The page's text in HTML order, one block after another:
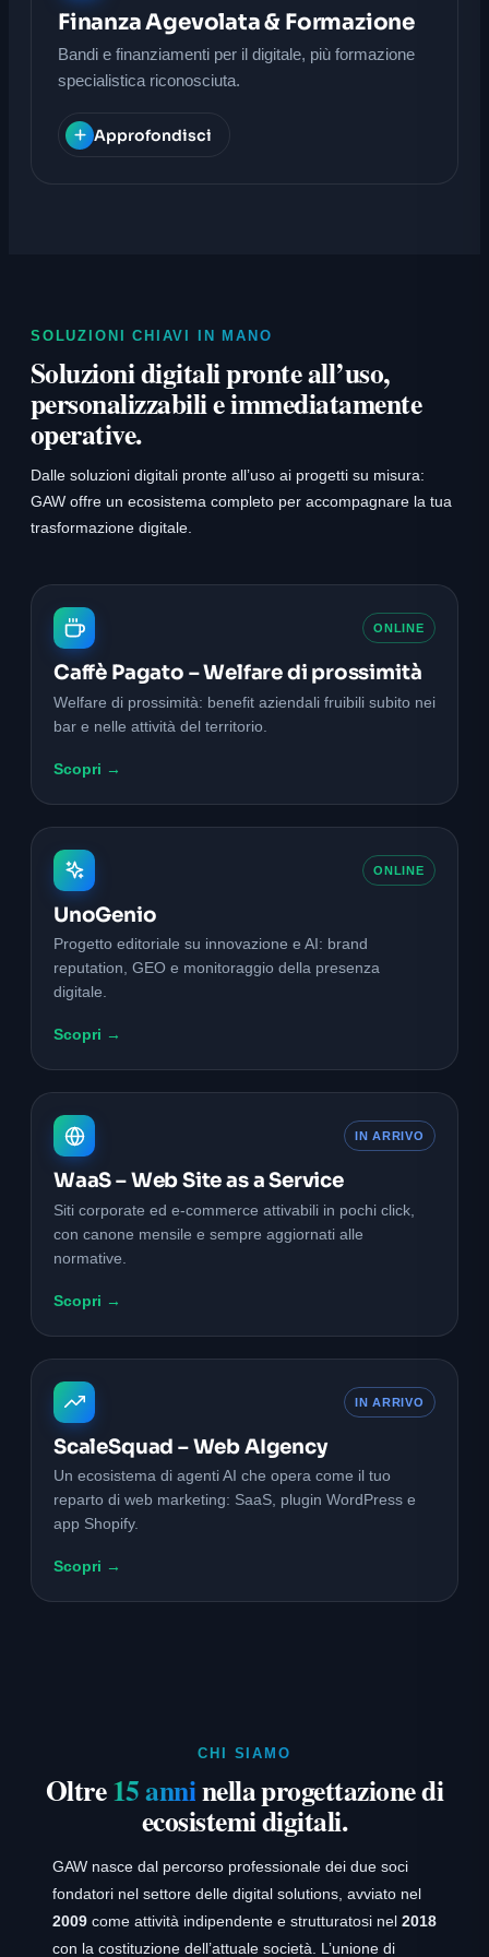
Finanza Agevolata & Formazione
Bandi e finanziamenti per il digitale, più formazione
specialistica riconosciuta.
Approfondisci
SOLUZIONI CHIAVI IN MANO
Soluzioni digitali pronte all’uso,
personalizzabili e immediatamente
operative.
Dalle soluzioni digitali pronte all’uso ai progetti su misura:
GAW offre un ecosistema completo per accompagnare la tua
trasformazione digitale.
ONLINE
Caffè Pagato – Welfare di prossimità
Welfare di prossimità: benefit aziendali fruibili subito nei
bar e nelle attività del territorio.
Scopri →
ONLINE
UnoGenio
Progetto editoriale su innovazione e AI: brand
reputation, GEO e monitoraggio della presenza
digitale.
Scopri →
IN ARRIVO
WaaS – Web Site as a Service
Siti corporate ed e-commerce attivabili in pochi click,
con canone mensile e sempre aggiornati alle
normative.
Scopri →
IN ARRIVO
ScaleSquad – Web AIgency
Un ecosistema di agenti AI che opera come il tuo
reparto di web marketing: SaaS, plugin WordPress e
app Shopify.
Scopri →
CHI SIAMO
Oltre15 anninella progettazione di
ecosistemi digitali.
GAW nasce dal percorso professionale dei due soci
fondatori nel settore delle digital solutions, avviato nel
2009 come attività indipendente e strutturatosi nel 2018
con la costituzione dell’attuale società. L’unione di